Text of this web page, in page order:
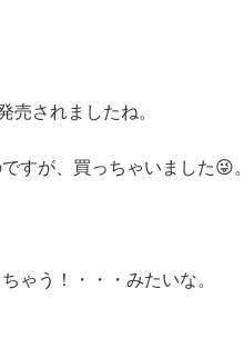
されましたね。
すが、買っちゃいました😜。
ゃう！・・・みたいな。